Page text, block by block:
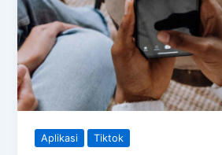
Aplikasi Tiktok